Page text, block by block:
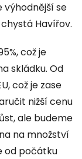
výhodnější se
Havířov.
což je
skládku. Od
což je zase
nižší cenu
ale budeme
na množství
od počátku